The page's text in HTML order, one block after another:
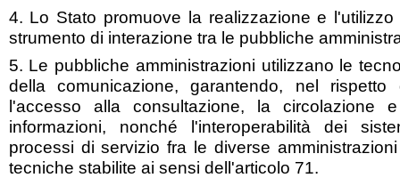
4. Lo Stato promuove la realizzazione e
strumento di interazione tra le pubbliche
5. Le pubbliche amministrazioni utilizzano le
della comunicazione, garantendo, nel rispetto
l'accesso alla consultazione, la
informazioni, nonché l'interoperabilità dei
processi di servizio fra le diverse
tecniche stabilite ai sensi dell'articolo 71.